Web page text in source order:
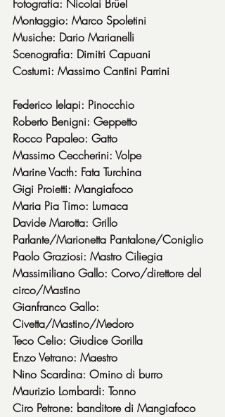
Fotografia: Nicolai Brüel
Montaggio: Marco Spoletini
Musiche: Dario Marianelli
Scenografia: Dimitri Capuani
Costumi: Massimo Cantini Parrini
Federico Ielapi: Pinocchio
Roberto Benigni: Geppetto
Rocco Papaleo: Gatto
Massimo Ceccherini: Volpe
Marine Vacth: Fata Turchina
Gigi Proietti: Mangiafoco
Maria Pia Timo: Lumaca
Davide Marotta: Grillo
Parlante/Marionetta Pantalone/Coniglio
Paolo Graziosi: Mastro Ciliegia
Massimiliano Gallo: Corvo/direttore del
circo/Mastino
Gianfranco Gallo:
Civetta/Mastino/Medoro
Teco Celio: Giudice Gorilla
Enzo Vetrano: Maestro
Nino Scardina: Omino di burro
Maurizio Lombardi: Tonno
Ciro Petrone: banditore di Mangiafoco